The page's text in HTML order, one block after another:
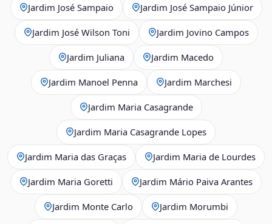
Jardim José Sampaio Jardim José Sampaio Júnior
Jardim José Wilson Toni Jardim Jovino Campos
Jardim Juliana Jardim Macedo
Jardim Manoel Penna Jardim Marchesi
Jardim Maria Casagrande
Jardim Maria Casagrande Lopes
Jardim Maria das Graças Jardim Maria de Lourdes
Jardim Maria Goretti Jardim Mário Paiva Arantes
Jardim Monte Carlo Jardim Morumbi